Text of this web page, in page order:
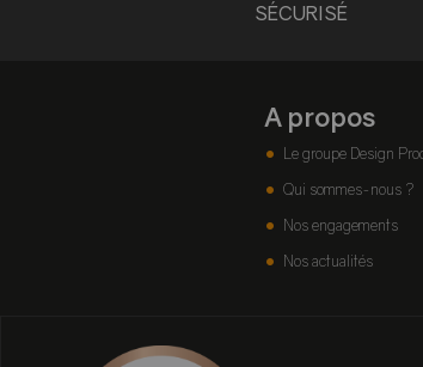
SÉCURISÉ
A propos
Le groupe Design
Qui sommes-nous ?
Nos engagements
Nos actualités